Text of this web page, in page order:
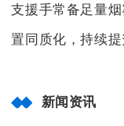
支援手常备足量
置同质化，持续提
新闻资讯